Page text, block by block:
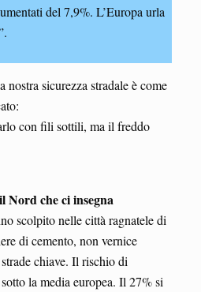
del 7,9%. L’Europa urla
sicurezza stradale è come
con fili sottili, ma il freddo
Nord che ci insegna
scolpito nelle città ragnatele di
di cemento, non vernice
chiave. Il rischio di
la media europea. Il 27% si